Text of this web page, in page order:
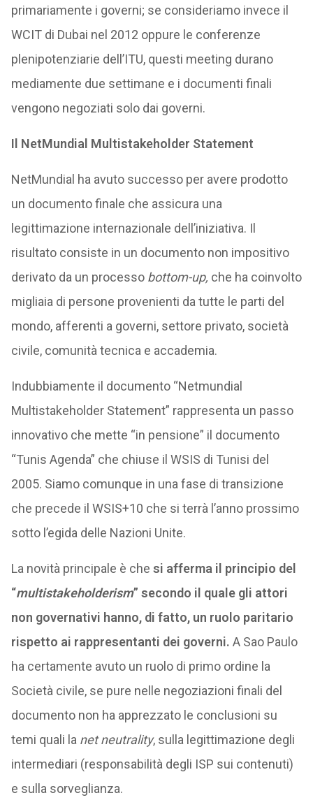
primariamente i governi; se consideriamo invece il
WCIT di Dubai nel 2012 oppure le conferenze
plenipotenziarie dell’ITU, questi meeting durano
mediamente due settimane e i documenti finali
vengono negoziati solo dai governi.
Il NetMundial Multistakeholder Statement
NetMundial ha avuto successo per avere prodotto
un documento finale che assicura una
legittimazione internazionale dell’iniziativa. Il
risultato consiste in un documento non impositivo
derivato da un processo bottom-up, che ha coinvolto
migliaia di persone provenienti da tutte le parti del
mondo, afferenti a governi, settore privato, società
civile, comunità tecnica e accademia.
Indubbiamente il documento “Netmundial
Multistakeholder Statement” rappresenta un passo
innovativo che mette “in pensione” il documento
“Tunis Agenda” che chiuse il WSIS di Tunisi del
2005. Siamo comunque in una fase di transizione
che precede il WSIS+10 che si terrà l’anno prossimo
sotto l’egida delle Nazioni Unite.
La novità principale è che si afferma il principio del
“multistakeholderism” secondo il quale gli attori
non governativi hanno, di fatto, un ruolo paritario
rispetto ai rappresentanti dei governi. A Sao Paulo
ha certamente avuto un ruolo di primo ordine la
Società civile, se pure nelle negoziazioni finali del
documento non ha apprezzato le conclusioni su
temi quali la net neutrality, sulla legittimazione degli
intermediari (responsabilità degli ISP sui contenuti)
e sulla sorveglianza.